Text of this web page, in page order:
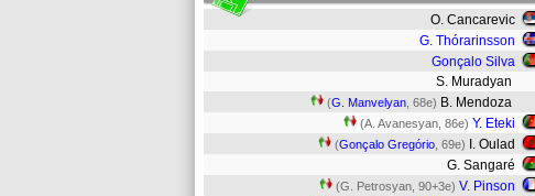
O. Cancarevic
G. Thórarinsson
Gonçalo Silva
S. Muradyan
(G. Manvelyan , 68e) B. Mendoza
(A. Avanesyan, 86e) Y. Eteki
(Gonçalo Gregório , 69e)
I. Oulad
G. Sangaré
(G. Petrosyan, 90+3e) V. Pinson